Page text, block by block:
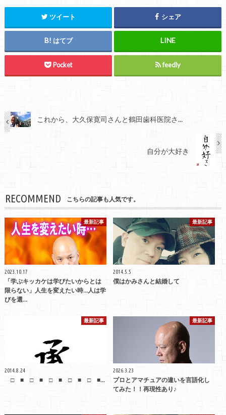
ツイート シェア
はてブ
Pocket feedly
これから、大久保寛司さんと鶴田歯科医院さ...
自分が大好き
RECOMMEND こちらの記事も人気です。
最新記事
2023.10.17
「学ぶキッカケは学びたいからとは
限らない」人生を変えたい時…人は学
びを選…
最新記事
2014.5.5
僕はかみさんと結婚して
最新記事
2014.8.24
□ ■ □ ■ □ ■ □ ■ □ ■...
最新記事
2026.3.23
プロとアマチュアの違いを言語化し
てみた！！再現性あり♪